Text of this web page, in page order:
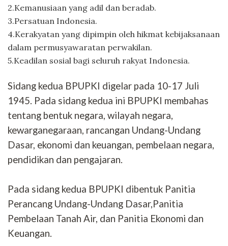
2.Kemanusiaan yang adil dan beradab.
3.Persatuan Indonesia.
4.Kerakyatan yang dipimpin oleh hikmat kebijaksanaan
dalam permusyawaratan perwakilan.
5.Keadilan sosial bagi seluruh rakyat Indonesia.
Sidang kedua BPUPKI digelar pada 10-17 Juli
1945. Pada sidang kedua ini BPUPKI membahas
tentang bentuk negara, wilayah negara,
kewarganegaraan, rancangan Undang-Undang
Dasar, ekonomi dan keuangan, pembelaan negara,
pendidikan dan pengajaran.
Pada sidang kedua BPUPKI dibentuk Panitia
Perancang Undang-Undang Dasar,Panitia
Pembelaan Tanah Air, dan Panitia Ekonomi dan
Keuangan.